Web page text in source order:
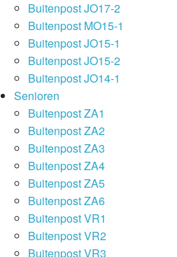
Buitenpost JO17-2
Buitenpost MO15-1
Buitenpost JO15-1
Buitenpost JO15-2
Buitenpost JO14-1
Senioren
Buitenpost ZA1
Buitenpost ZA2
Buitenpost ZA3
Buitenpost ZA4
Buitenpost ZA5
Buitenpost ZA6
Buitenpost VR1
Buitenpost VR2
Buitenpost VR3